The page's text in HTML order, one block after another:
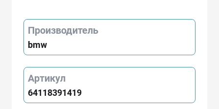
Производитель
bmw
Артикул
64118391419